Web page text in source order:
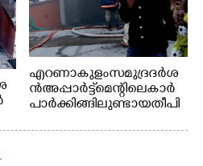
എറണാകുളം സമുദ്ര ദർശ
ൻ അപ്പാർട്ട്മെന്റിലെ കാർ
പാർക്കിങ്ങിലുണ്ടായ തീപി
കാരണം സമീപത്ത് കൂടി